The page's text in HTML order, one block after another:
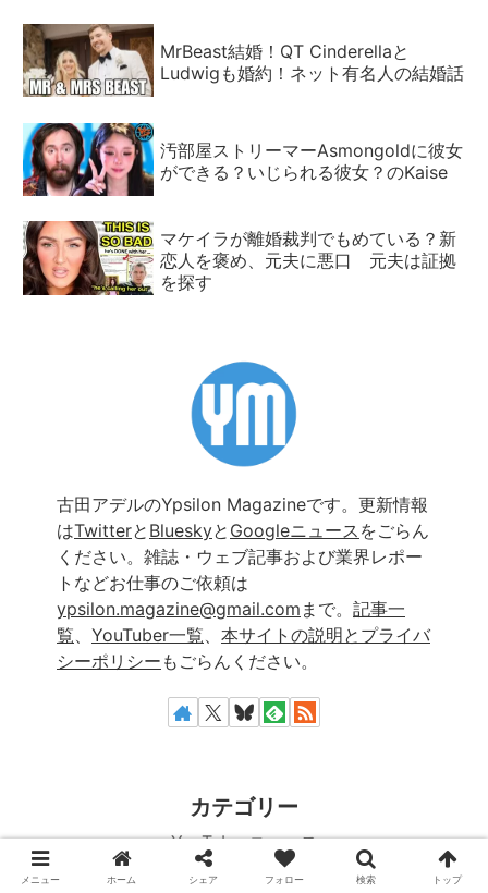
MrBeast結婚！QT Cinderellaと
Ludwigも婚約！ネット有名人の結婚話
汚部屋ストリーマーAsmongoldに彼女
ができる？いじられる彼女？のKaise
マケイラが離婚裁判でもめている？新
恋人を褒め、元夫に悪口 元夫は証拠
を探す
古田アデルのYpsilon Magazineです。更新情報
はTwitterと Blueskyと Googleニュース をごらん
ください。雑誌・ウェブ記事および業界レポー
トなどお仕事のご依頼は
ypsilon.magazine@gmail.com まで。 記事一
覧、 YouTuber一覧、 本サイトの説明とプライバ
シーポリシー もごらんください。
カテゴリー
YouTuberニュース
おもしろネタ
メニュー ホーム シェア フォロー 検索 トップ